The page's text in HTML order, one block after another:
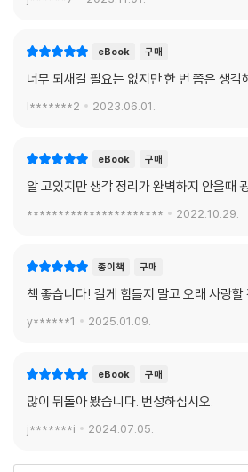
eBook 구매
너무 되새길 필요는 없지만 한 번 쯤은 생각
l*******2 2023.06.01.
eBook 구매
알 고있지만 생각 정리가 완벽하지 안을때
********************** 2022.10.29.
종이책 구매
책 좋습니다! 길게 힘들지 말고 오래 사랑할
y******1 2025.01.09.
eBook 구매
많이 뒤돌아 봤습니다. 번성하십시오.
j*******i 2024.07.05.